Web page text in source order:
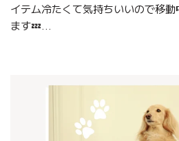
イテム冷たくて気持ちいいので移
ます💤...